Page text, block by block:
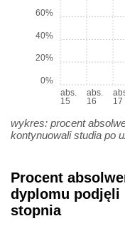
abs.
15
abs.
16
17
0%
20%
40%
60%
wykres: procent
kontynuowali studia po
Procent
dyplomu podjęli
stopnia